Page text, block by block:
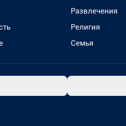
Развлечения
Религия
Семья